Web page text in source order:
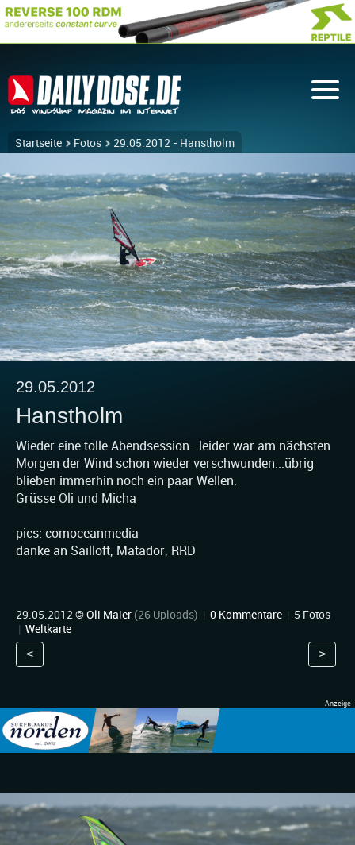
Startseite Fotos 29.05.2012 - Hanstholm
29.05.2012
Hanstholm
Wieder eine tolle Abendsession...leider war am nächsten
Morgen der Wind schon wieder verschwunden...übrig
blieben immerhin noch ein paar Wellen.
Grüsse Oli und Micha
pics: comoceanmedia
danke an Sailloft, Matador, RRD
29.05.2012 ©Oli Maier (26 Uploads) | 0 Kommentare | 5 Fotos
| Weltkarte
< >